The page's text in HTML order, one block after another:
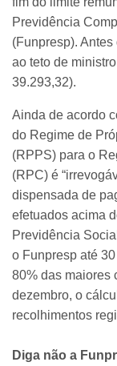
Previdência
(Funpresp).
ao teto de
39.293,32).
Ainda de acordo
do Regime de
(RPPS) para o
(RPC) é
dispensada de
efetuados acima
Previdência
o Funpresp até
80% das maiores
dezembro, o
recolhimentos
Diga não a